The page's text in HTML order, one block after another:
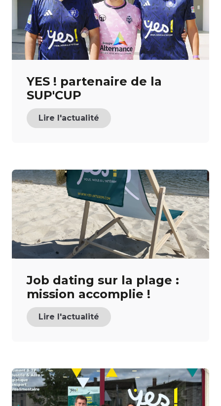
YES ! partenaire de la
SUP'CUP
Lire l'actualité
Job dating sur la plage :
mission accomplie !
Lire l'actualité